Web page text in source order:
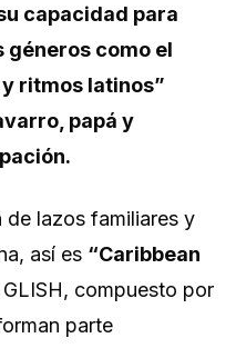
capacidad para
géneros como el
ritmos latinos”
papá y
de lazos familiares y
así es “Caribbean
compuesto por
parte